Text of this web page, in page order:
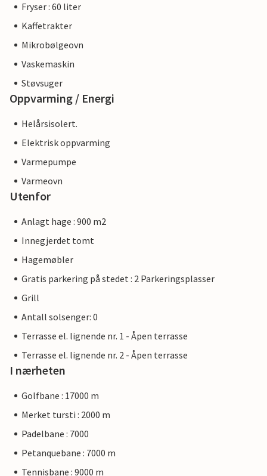
Fryser : 60 liter
Kaffetrakter
Mikrobølgeovn
Vaskemaskin
Støvsuger
Oppvarming / Energi
Helårsisolert.
Elektrisk oppvarming
Varmepumpe
Varmeovn
Utenfor
Anlagt hage : 900 m2
Innegjerdet tomt
Hagemøbler
Gratis parkering på stedet : 2 Parkeringsplasser
Grill
Antall solsenger: 0
Terrasse el. lignende nr. 1 - Åpen terrasse
Terrasse el. lignende nr. 2 - Åpen terrasse
I nærheten
Golfbane : 17000 m
Merket tursti : 2000 m
Padelbane : 7000
Petanquebane : 7000 m
Tennisbane : 9000 m